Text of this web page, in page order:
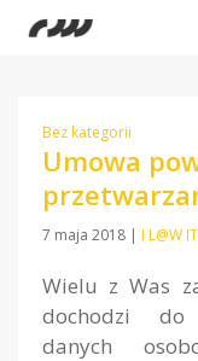
Bez kategorii
Umowa
7 maja 2018 | I L@W
Wielu z Was
dochodzi do
danych